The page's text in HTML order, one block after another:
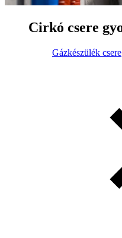
Cirkó csere
Gázkészülék csere